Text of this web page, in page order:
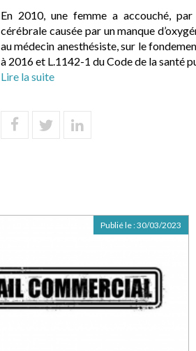
En 2010, une femme a accouché,
cérébrale causée par un manque
au médecin anesthésiste, sur le
à 2016 et L.1142-1 du Code de la santé
Lire la suite
Publié le :30/03/2023